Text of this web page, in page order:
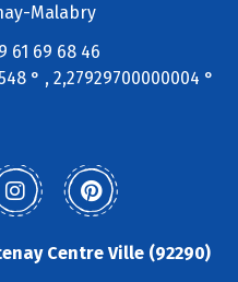
Malabry
61 69 68 46
° , 2,27929700000004 °
Centre Ville (92290)